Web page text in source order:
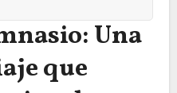
Una
que